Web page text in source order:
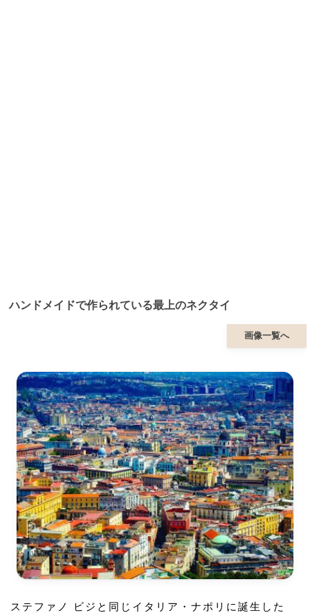
ハンドメイドで作られている最上のネクタイ
画像一覧へ
ステファノ ビジと同じイタリア・ナポリに誕生した